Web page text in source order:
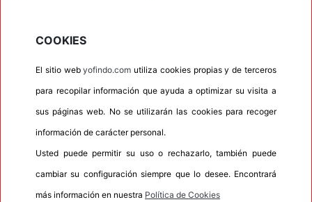
Oportunidad No
Homologación MERCEDES
Etiqueta energética Información Eprel
COOKIES
El sitio webyofindo.com utiliza cookies propias y de terceros
para recopilar información que ayuda a optimizar su visita a
sus páginas web. No se utilizarán las cookies para recoger
información de carácter personal.
Usted puede permitir su uso o rechazarlo, también puede
cambiar su configuración siempre que lo desee. Encontrará
más información en nuestra Política de Cookies